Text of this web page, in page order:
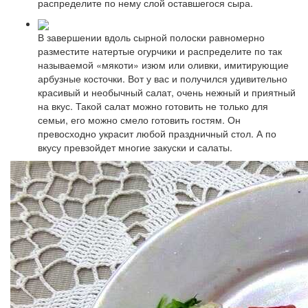
В завершении вдоль сырной полоски равномерно
разместите натертые огурчики и распределите по так
называемой «мякоти» изюм или оливки, имитирующие
арбузные косточки. Вот у вас и получился удивительно
красивый и необычный салат, очень нежный и приятный
на вкус. Такой салат можно готовить не только для
семьи, его можно смело готовить гостям. Он
превосходно украсит любой праздничный стол. А по
вкусу превзойдет многие закуски и салаты.